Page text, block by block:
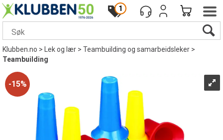
1
Klubben.no> Lek og lær>Teambuilding og samarbeidsleker>
Teambuilding
15%